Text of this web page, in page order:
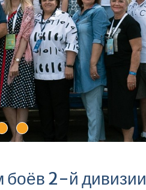
боёв 2-й дивизии